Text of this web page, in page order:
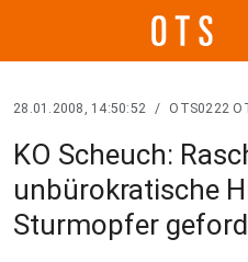
28.01.2008, 14:50:52 / OTS0222
KO Scheuch:
unbürokratische
Sturmopfer